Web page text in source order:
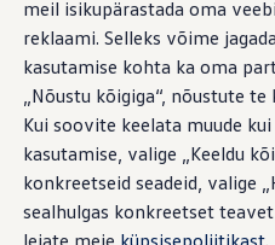
meil isikupärastada oma
reklaami. Selleks võime
kasutamise kohta ka oma
„Nõustu kõigiga“, nõustute
Kui soovite keelata muude
kasutamise, valige „Keeldu
konkreetseid seadeid, valige
sealhulgas konkreetset
leiate meie küpsisepoliitikast.
Tasuta
Tiguani pistikhübriid
Elektriautod ja
Golf eHybrid
Tiguan eHybrid
Passat eHybrid
Tayron eHybrid
Touareg
Ära iial ütle iial
ID. teadmised
detailini